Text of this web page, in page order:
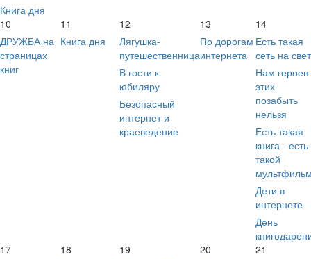
Книга дня
10
ДРУЖБА на
страницах
книг
11
Книга дня
12
Лягушка-
путешественница
В гости к
юбиляру
Безопасный
интернет и
краеведение
13
По дорогам
интернета
14
Есть такая
сеть на
Нам героев
этих
позабыть
нельзя
Есть такая
книга - есть
такой
Дети в
интернете
День
17
18
19
20
21